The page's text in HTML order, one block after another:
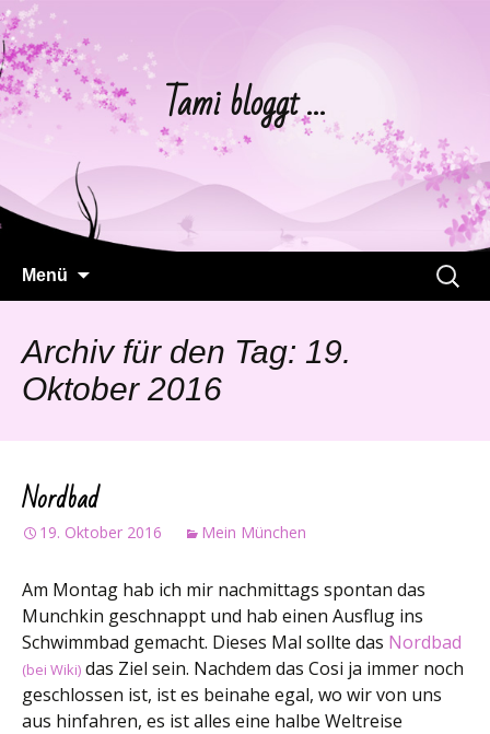
Tami bloggt …
Menü
Suchen
nach:
Archiv für den Tag: 19.
Oktober 2016
Nordbad
19. Oktober 2016 Mein München
Am Montag hab ich mir nachmittags spontan das
Munchkin geschnappt und hab einen Ausflug ins
Schwimmbad gemacht. Dieses Mal sollte das Nordbad
(bei Wiki) das Ziel sein. Nachdem das Cosi ja immer noch
geschlossen ist, ist es beinahe egal, wo wir von uns
aus hinfahren, es ist alles eine halbe Weltreise